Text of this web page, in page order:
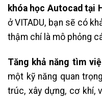
khóa học Autocad tại
ở VITADU, bạn sẽ có
thậm chí là mô phỏng
Tăng khả năng tìm
một kỹ năng quan
trúc, xây dựng, cơ khí,